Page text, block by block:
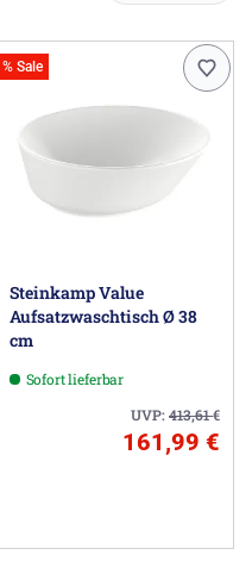
% Sale
Steinkamp Value
Aufsatzwaschtisch Ø 38
cm
Sofort lieferbar
UVP:413,61€
161,99 €